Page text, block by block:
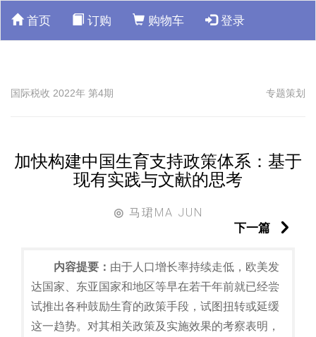
首页 订购 购物车 登录
国际税收 2022年 第4期 专题策划
加快构建中国生育支持政策体系：基于
现有实践与文献的思考
◎ 马珺MA JUN
下一篇
内容提要： 由于人口增长率持续走低，欧美发
达国家、东亚国家和地区等早在若干年前就已经尝
试推出各种鼓励生育的政策手段，试图扭转或延缓
这一趋势。对其相关政策及实施效果的考察表明，